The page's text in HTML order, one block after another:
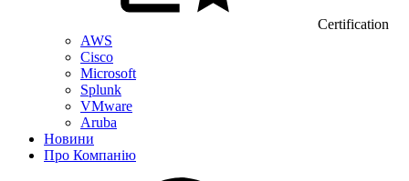
Certification
AWS
Cisco
Microsoft
Splunk
VMware
Aruba
Новини
Про Компанію